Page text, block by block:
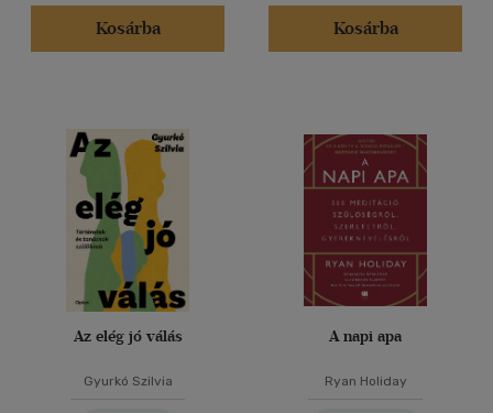
Kosárba
Kosárba
Az elég jó válás
Gyurkó Szilvia
A napi apa
Ryan Holiday